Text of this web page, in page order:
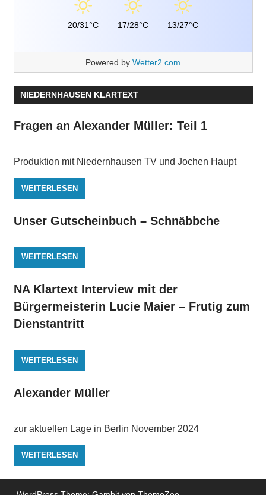
20/31°C 17/28°C 13/27°C
Powered by Wetter2.com
NIEDERNHAUSEN KLARTEXT
Fragen an Alexander Müller: Teil 1
Produktion mit Niedernhausen TV und Jochen Haupt
WEITERLESEN
Unser Gutscheinbuch – Schnäbbche
WEITERLESEN
NA Klartext Interview mit der
Bürgermeisterin Lucie Maier – Frutig zum
Dienstantritt
WEITERLESEN
Alexander Müller
zur aktuellen Lage in Berlin November 2024
WEITERLESEN